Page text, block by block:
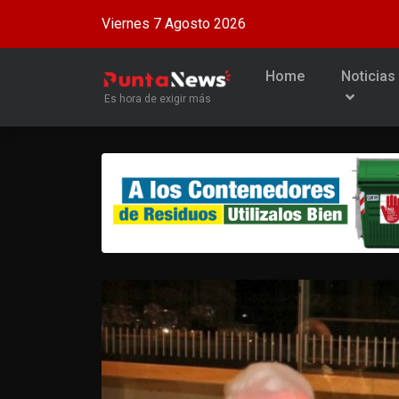
Viernes 7 Agosto 2026
Es hora de exigir más
Home Noticias